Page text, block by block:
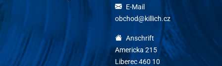
E-Mail
obchod@killich.cz
Anschrift
Americka 215
Liberec 460 10